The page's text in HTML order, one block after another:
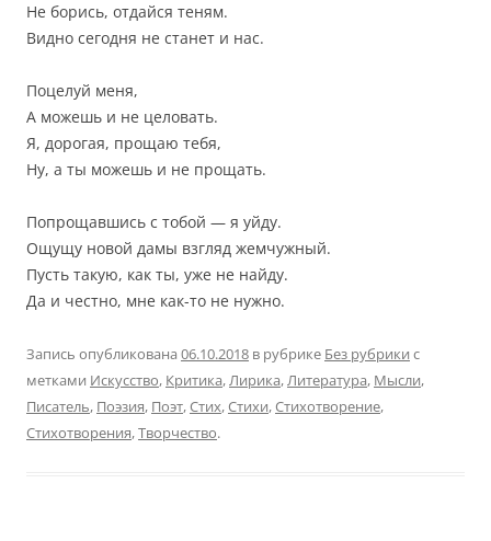
Не борись, отдайся теням.
Видно сегодня не станет и нас.
Поцелуй меня,
А можешь и не целовать.
Я, дорогая, прощаю тебя,
Ну, а ты можешь и не прощать.
Попрощавшись с тобой — я уйду.
Ощущу новой дамы взгляд жемчужный.
Пусть такую, как ты, уже не найду.
Да и честно, мне как-то не нужно.
Запись опубликована 06.10.2018 в рубрике Без рубрики с
метками Искусство, Критика,Лирика,Литература, Мысли,
Писатель, Поэзия, Поэт,Стих,Стихи,Стихотворение,
Стихотворения,Творчество.